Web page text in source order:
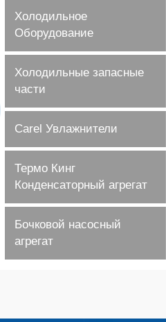
Холодильное
Оборудование
Холодильные запасные
части
Carel Увлажнители
Термо Кинг
Конденсаторный агрегат
Бочковой насосный
агрегат